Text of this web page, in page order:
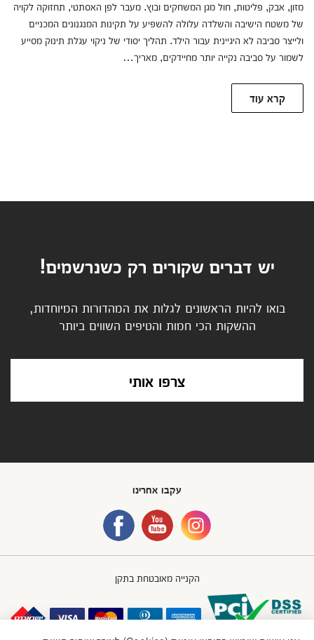
מזון, אבק, פליטות, חול מגן המשחקים ובוץ. מעבר לפן האסתטי, תחזוקה לקויה
של משטח הישיבה והשלדה עלולה להשפיע על תקינות המנגנונים המכניים
ולייצר סביבה לא היגיינית עבור הילד. תהליך יסודי של ניקוי עגלת תינוק מסייע
לשמור על סביבה נקייה יותר מחיידקים, מאריך…
קרא עוד
יש דברים שקורים רק כשנרשמים!
בואו להיות הראשונים לגלות את המהדורות המיוחדות,
ההשקות הכי חמות והטיפים השווים ביותר
צרפו אותי
עקבו אחרינו
הקנייה מאובטחת בתקן